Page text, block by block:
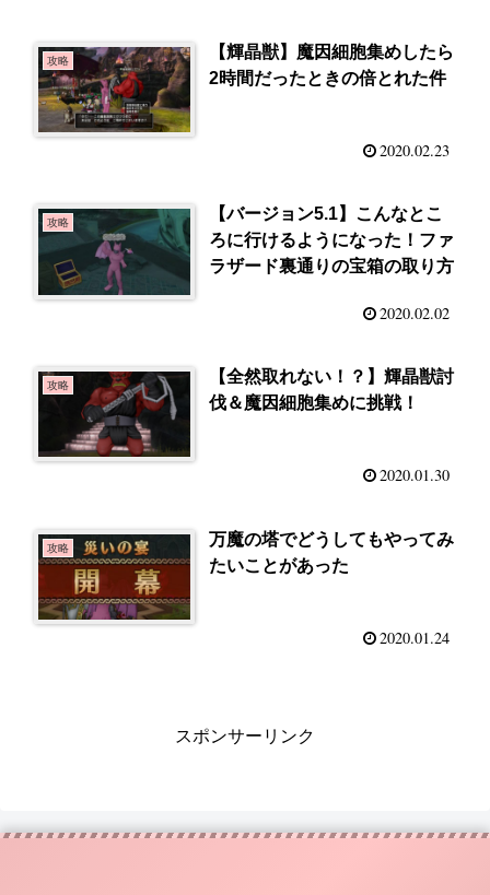
攻略
【輝晶獣】魔因細胞集めしたら
2時間だったときの倍とれた件
2020.02.23
攻略
【バージョン5.1】こんなとこ
ろに行けるようになった！ファ
ラザード裏通りの宝箱の取り方
2020.02.02
攻略
【全然取れない！？】輝晶獣討
伐＆魔因細胞集めに挑戦！
2020.01.30
攻略
万魔の塔でどうしてもやってみ
たいことがあった
2020.01.24
スポンサーリンク